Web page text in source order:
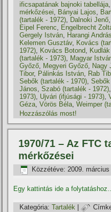
ificsapatának bajnoki tabellája
mérkőzései, Bányai Lajos,
(tartalék - 1972), Dalnoki Jenő,
Eipel Ferenc, Engelbrecht
Gergely István, Harangi András
Kelemen Gusztáv, Kovács
1972), Kovács Botond,
(tartalék - 1973), Magyar
Győző, Megyeri Győző, Nagy
Tibor, Pálinkás István, Rab
Sebők (tartalék - 1970),
János,Szabó (tartalék - 1972)
1973), Ujvári (ifjúsági - 1973),
Géza,Vörös Béla,Weimper
Hozzászólás most!
1970/71 – Az FTC
mérkőzései
Közzétéve: 2009.
Egy kattintás ide a
Kategória: Tartalék |